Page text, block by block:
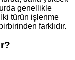
genellikle
İki türün işlenme
farklıdır.